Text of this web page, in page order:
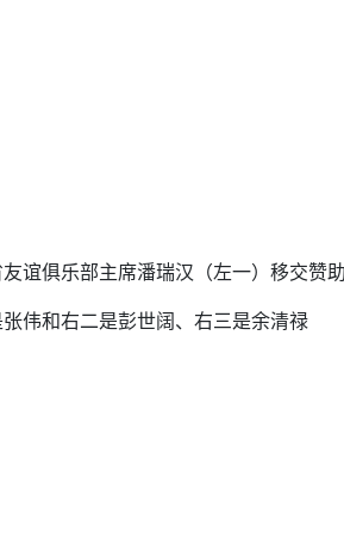
谊俱乐部主席潘瑞汉（左一）移交赞
伟和右二是彭世阔、右三是余清禄